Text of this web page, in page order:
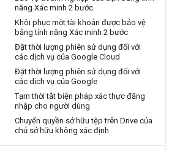
năng Xác minh 2 bước
Khôi phục một tài khoản được bảo vệ
bằng tính năng Xác minh 2 bước
Đặt thời lượng phiên sử dụng đối với
các dịch vụ của Google Cloud
Đặt thời lượng phiên sử dụng đối với
các dịch vụ của Google
Tạm thời tắt biện pháp xác thực đăng
nhập cho người dùng
Chuyển quyền sở hữu tệp trên Drive của
chủ sở hữu không xác định